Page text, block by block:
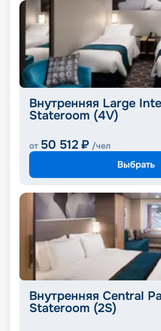
Внутренняя Large
Stateroom (4V)
от 50 512 ₽ /чел
Выбрать
Внутренняя Central
Stateroom (2S)